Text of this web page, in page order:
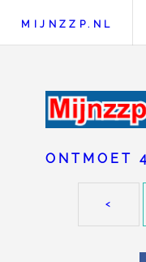
ONTMOET
<
MIJNZZP.NL